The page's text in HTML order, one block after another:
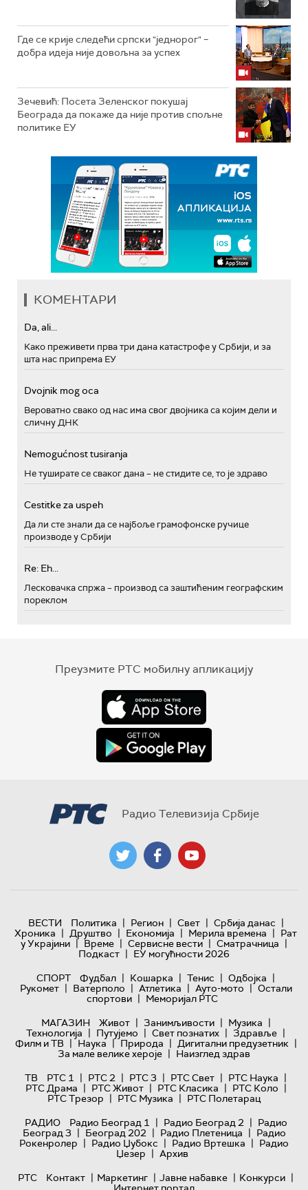
Где се крије следећи српски "једнорог" –
добра идеја није довољна за успех
Зечевић: Посета Зеленског покушај
Београда да покаже да није против спољне
политике ЕУ
КОМЕНТАРИ
Da, ali...
Како преживети прва три дана катастрофе у Србији, и за
шта нас припрема ЕУ
Dvojnik mog oca
Вероватно свако од нас има свог двојника са којим дели и
сличну ДНК
Nemogućnost tusiranja
Не туширате се сваког дана – не стидите се, то је здраво
Cestitke za uspeh
Да ли сте знали да се најбоље грамофонске ручице
производе у Србији
Re: Eh...
Лесковачка спржа – производ са заштићеним географским
пореклом
Преузмите РТС мобилну апликацију
Радио Телевизија Србије
ВЕСТИ Политика | Регион | Свет | Србија данас |
Хроника | Друштво | Економија | Мерила времена | Рат
у Украјини | Време | Сервисне вести | Сматрачница |
Подкаст | ЕУ могућности 2026
СПОРТ
Фудбал | Кошарка | Тенис | Одбојка |
Рукомет | Ватерполо | Атлетика | Ауто-мото | Остали
спортови | Меморијал РТС
МАГАЗИН
Живот | Занимљивости | Музика |
Технологијa | Путујемо | Свет познатих | Здравље |
Филм и ТВ | Наука | Природа | Дигитални предузетник |
За мале велике хероје | Наизглед здрав
ТВ
РТС 1 | РТС 2 | РТС 3 | РТС Свет | РТС Наука |
РТС Драма | РТС Живот | РТС Класика | РТС Коло |
РТС Трезор | РТС Музика | РТС Полетарац
РАДИО
Радио Београд 1 | Радио Београд 2 | Радио
Београд 3 | Београд 202 | Радио Плетеница | Радио
Рокенролер | Радио Џубокс | Радио Вртешка | Радио
Џезер | Архив
РТС
Контакт | Маркетинг | Јавне набавке | Конкурси |